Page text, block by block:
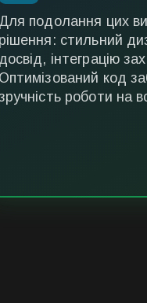
Для подолання цих
рішення: стильний
досвід, інтеграцію
Оптимізований код
роботи на